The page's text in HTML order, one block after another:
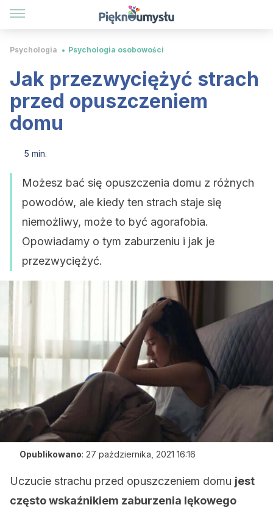
Psychologia Psychologia osobowości
Jak przezwyciężyć strach
przed opuszczeniem
domu
5 min.
Możesz bać się opuszczenia domu z różnych
powodów, ale kiedy ten strach staje się
niemożliwy, może to być agorafobia.
Opowiadamy o tym zaburzeniu i jak je
przezwyciężyć.
Opublikowano: 27 października, 2021 16:16
Uczucie strachu przed opuszczeniem domu jest
często wskaźnikiem zaburzenia lękowego